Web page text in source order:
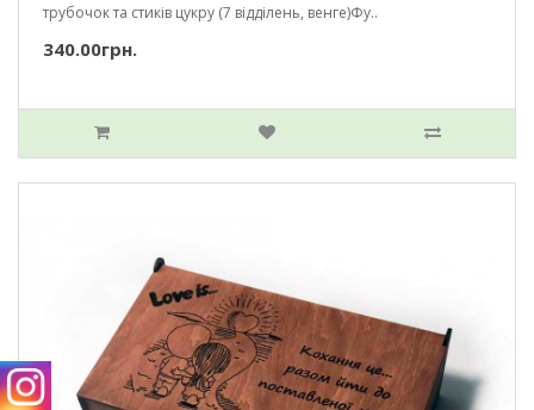
трубочок та стиків цукру (7 відділень, венге)Фу..
340.00грн.